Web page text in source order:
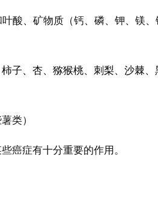
酸、矿物质（钙、磷、钾、镁
子、杏、猕猴桃、刺梨、沙棘
类）
癌症有十分重要的作用。